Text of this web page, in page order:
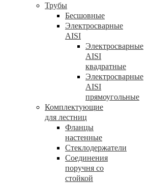
Трубы
Бесшовные
Электросварные
AISI
Электросварные
AISI
квадратные
Электросварные
AISI
прямоугольные
Комплектующие
для лестниц
Фланцы
настенные
Стеклодержатели
Соединения
поручня со
стойкой